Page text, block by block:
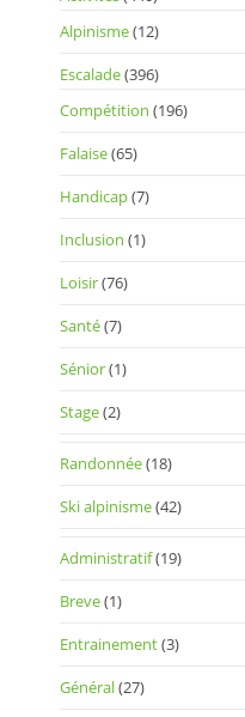
Alpinisme(12)
Escalade(396)
Compétition (196)
Falaise(65)
Handicap(7)
Inclusion (1)
Loisir(76)
Santé(7)
Sénior(1)
Stage(2)
Randonnée(18)
Ski alpinisme(42)
Administratif(19)
Breve(1)
Entrainement(3)
Général(27)